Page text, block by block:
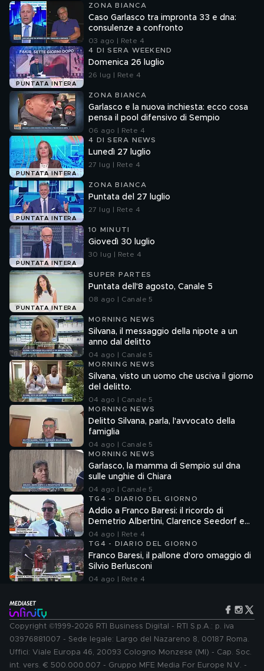
ZONA BIANCA
Caso Garlasco tra impronta 33 e dna:
consulenze a confronto
03 ago | Rete 4
PUNTATA INTERA
4 DI SERA WEEKEND
Domenica 26 luglio
26 lug | Rete 4
ZONA BIANCA
Garlasco e la nuova inchiesta: ecco cosa
pensa il pool difensivo di Sempio
06 ago | Rete 4
PUNTATA INTERA
4 DI SERA NEWS
Lunedì 27 luglio
27 lug | Rete 4
PUNTATA INTERA
ZONA BIANCA
Puntata del 27 luglio
27 lug | Rete 4
PUNTATA INTERA
10 MINUTI
Giovedì 30 luglio
30 lug | Rete 4
PUNTATA INTERA
SUPER PARTES
Puntata dell'8 agosto, Canale 5
08 ago | Canale 5
MORNING NEWS
Silvana, il messaggio della nipote a un
anno dal delitto
04 ago | Canale 5
MORNING NEWS
Silvana, visto un uomo che usciva il giorno
del delitto.
04 ago | Canale 5
MORNING NEWS
Delitto Silvana, parla, l'avvocato della
famiglia
04 ago | Canale 5
MORNING NEWS
Garlasco, la mamma di Sempio sul dna
sulle unghie di Chiara
04 ago | Canale 5
TG4 - DIARIO DEL GIORNO
Addio a Franco Baresi: il ricordo di
Demetrio Albertini, Clarence Seedorf e
Giovanni Galli
04 ago | Rete 4
TG4 - DIARIO DEL GIORNO
Franco Baresi, il pallone d'oro omaggio di
Silvio Berlusconi
04 ago | Rete 4
Copyright ©1999-2026 RTI Business Digital - RTI S.p.A.: p. iva
03976881007 - Sede legale: Largo del Nazareno 8, 00187 Roma.
Uffici: Viale Europa 46, 20093 Cologno Monzese (MI) - Cap. Soc.
int. vers. € 500.000.007 - Gruppo MFE Media For Europe N.V. -